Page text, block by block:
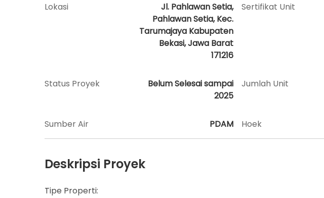
Lokasi
Jl. Pahlawan Setia,
Pahlawan Setia, Kec.
Tarumajaya Kabupaten
Bekasi, Jawa Barat
171216
Sertifikat Unit
Status Proyek
Belum Selesai sampai
2025
Jumlah Unit
Sumber Air PDAM Hoek
Deskripsi Proyek
Tipe Properti: